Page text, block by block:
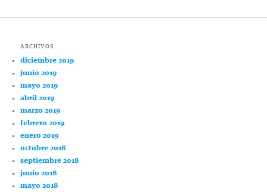
ARCHIVOS
diciembre 2019
junio 2019
mayo 2019
abril 2019
marzo 2019
febrero 2019
enero 2019
octubre 2018
septiembre 2018
junio 2018
mayo 2018